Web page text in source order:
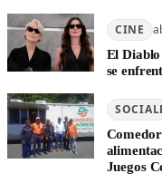
CINE
El
se
Juegos